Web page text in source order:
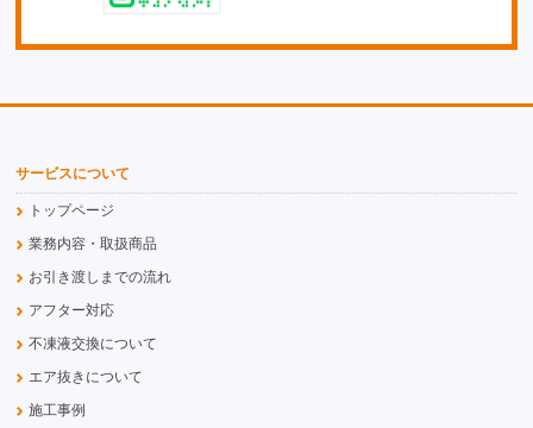
サービスについて
トップページ
業務内容・取扱商品
お引き渡しまでの流れ
アフター対応
不凍液交換について
エア抜きについて
施工事例